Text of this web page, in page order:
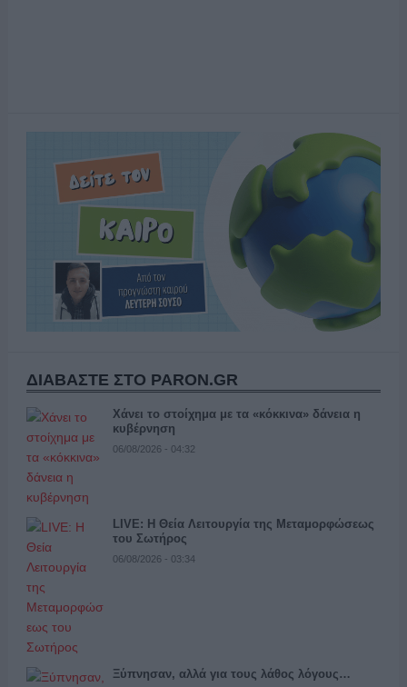
ΔΙΑΒΑΣΤΕ ΣΤΟ PARON.GR
Χάνει το στοίχημα με τα «κόκκινα» δάνεια η
κυβέρνηση
06/08/2026 - 04:32
LIVE: Η Θεία Λειτουργία της Μεταμορφώσεως
του Σωτήρος
06/08/2026 - 03:34
Ξύπνησαν, αλλά για τους λάθος λόγους…